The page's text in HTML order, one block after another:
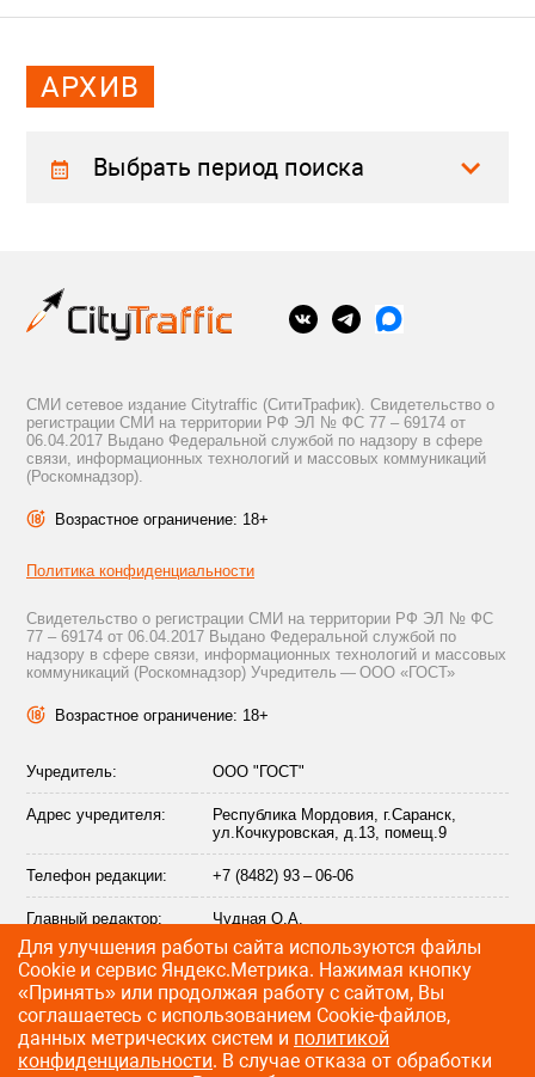
АРХИВ
Выбрать период поиска
СМИ сетевое издание Citytraffic (СитиТрафик). Свидетельство о
регистрации СМИ на территории РФ ЭЛ № ФС 77 – 69174 от
06.04.2017 Выдано Федеральной службой по надзору в сфере
связи, информационных технологий и массовых коммуникаций
(Роскомнадзор).
Возрастное ограничение: 18+
Политика конфиденциальности
Свидетельство о регистрации СМИ на территории РФ ЭЛ № ФС
77 – 69174 от 06.04.2017 Выдано Федеральной службой по
надзору в сфере связи, информационных технологий и массовых
коммуникаций (Роскомнадзор) Учредитель — ООО «ГОСТ»
Возрастное ограничение: 18+
Учредитель: ООО "ГОСТ"
Адрес учредителя:
Республика Мордовия, г.Саранск,
ул.Кочкуровская, д.13, помещ.9
Телефон редакции: +7 (8482) 93 – 06-06
Главный редактор: Чудная О.А.
Адрес электронной
почты редакции:
info@citytraffic.ru
Для улучшения работы сайта используются файлы
Сookie и сервис Яндекс.Метрика. Нажимая кнопку
«Принять» или продолжая работу с сайтом, Вы
соглашаетесь с использованием Cookie-файлов,
данных метрических систем и политикой
конфиденциальности. В случае отказа от обработки